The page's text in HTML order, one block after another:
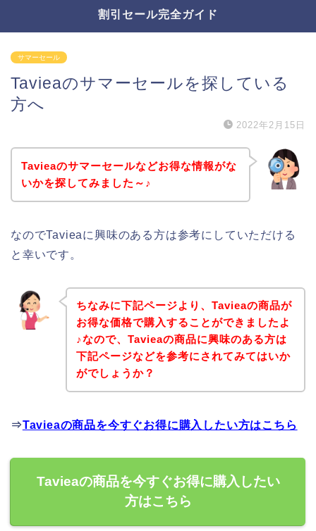
割引セール完全ガイド
サマーセール
Tavieaのサマーセールを探している
方へ
2022年2月15日
Tavieaのサマーセールなどお得な情報がな
いかを探してみました～♪
なのでTavieaに興味のある方は参考にしていただける
と幸いです。
ちなみに下記ページより、Tavieaの商品が
お得な価格で購入することができましたよ
♪なので、Tavieaの商品に興味のある方は
下記ページなどを参考にされてみてはいか
がでしょうか？
⇒Tavieaの商品を今すぐお得に購入したい方はこちら
Tavieaの商品を今すぐお得に購入したい
方はこちら